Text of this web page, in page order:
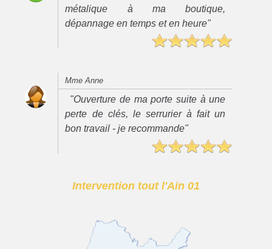
métalique à ma boutique,
dépannage en temps et en heure"
Mme Anne
"Ouverture de ma porte suite à une
perte de clés, le serrurier à fait un
bon travail - je recommande"
Intervention tout l'Ain 01